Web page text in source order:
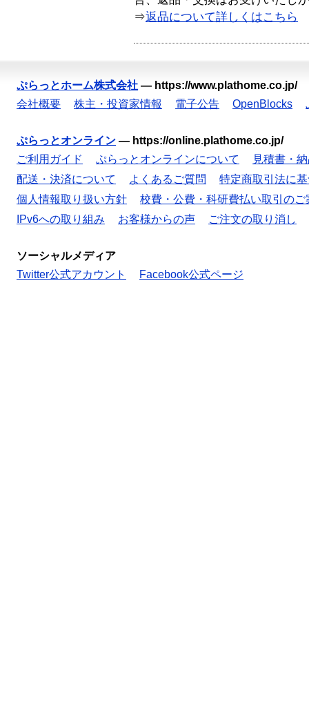
⇒返品について詳しくはこちら
ぷらっとホーム株式会社 — https://www.plathome.co.jp/
会社概要
株主・投資家情報 電子公告 OpenBlocks
ぷらっとオンライン — https://online.plathome.co.jp/
ご利用ガイド
ぷらっとオンラインについて
見積書・
配送・決済について
よくあるご質問
特定商取引法に
個人情報取り扱い方針
校費・公費・科研費払い取引のご
IPv6への取り組み
お客様からの声 ご注文の取り消し
ソーシャルメディア
Twitter公式アカウント
Facebook公式ページ